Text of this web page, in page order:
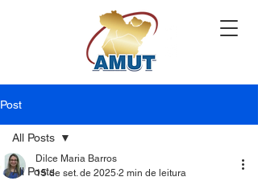
Post
All Posts
All Posts
Dilce Maria Barros
15 de set. de 2025 2 min de leitura